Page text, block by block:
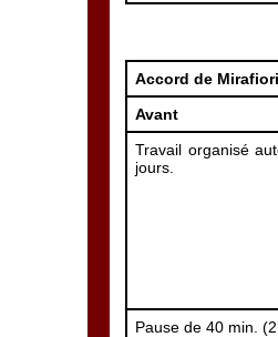
Accord de
Avant
Travail organisé
jours.
Pause de 40 min.